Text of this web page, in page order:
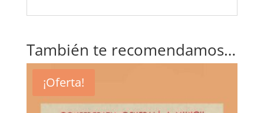
También te recomendamos…
¡Oferta!